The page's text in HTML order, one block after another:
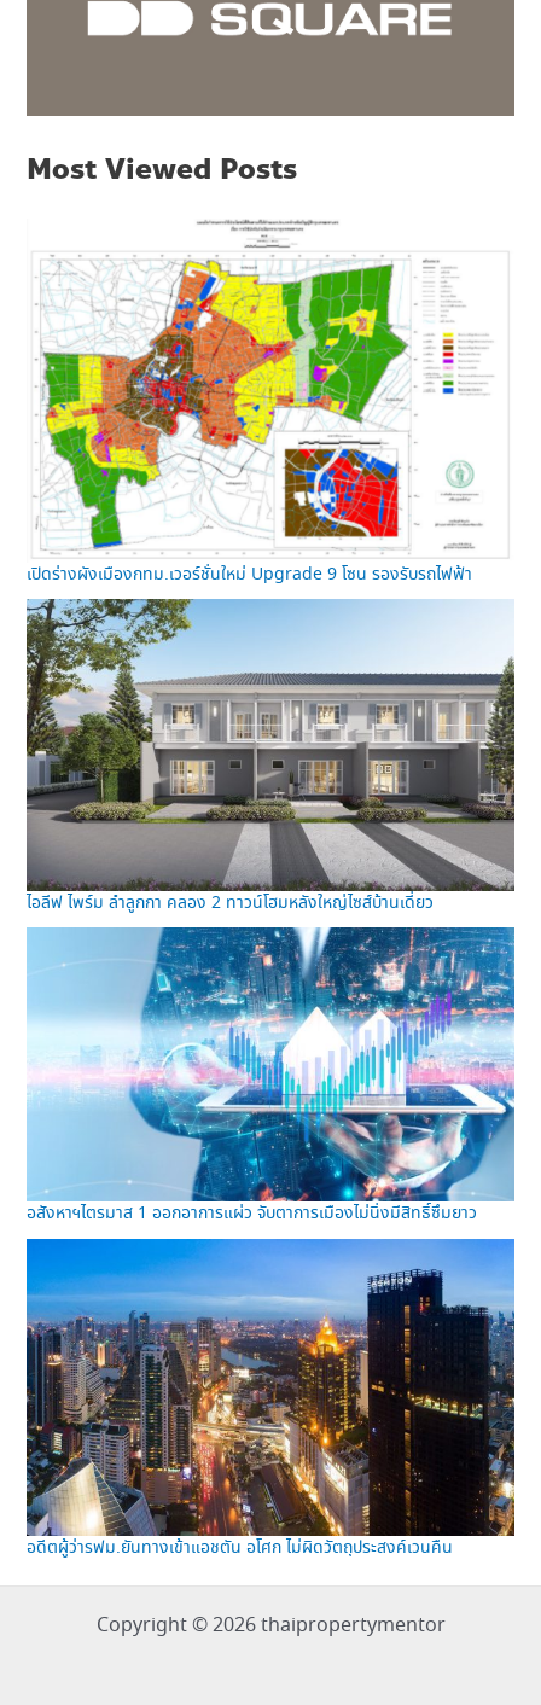
Most Viewed Posts
เปิดร่างผังเมืองกทม.เวอร์ชั่นใหม่ Upgrade 9 โซน รองรับรถไฟฟ้า
ไอลีฟ ไพร์ม ลำลูกกา คลอง 2 ทาวน์โฮมหลังใหญ่ไซส์บ้านเดี่ยว
อสังหาฯไตรมาส 1 ออกอาการแผ่ว จับตาการเมืองไม่นิ่งมีสิทธิ์ซึมยาว
อดีตผู้ว่ารฟม.ยันทางเข้าแอชตัน อโศก ไม่ผิดวัตถุประสงค์เวนคืน
Copyright © 2026 thaipropertymentor